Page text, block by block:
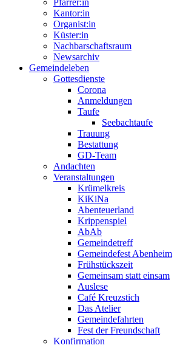
Pfarrer:in
Kantor:in
Organist:in
Küster:in
Nachbarschaftsraum
Newsarchiv
Gemeindeleben
Gottesdienste
Corona
Anmeldungen
Taufe
Seebachtaufe
Trauung
Bestattung
GD-Team
Andachten
Veranstaltungen
Krümelkreis
KiKiNa
Abenteuerland
Krippenspiel
AbAb
Gemeindetreff
Gemeindefest Abenheim
Frühstückszeit
Gemeinsam statt einsam
Auslese
Café Kreuzstich
Das Atelier
Gemeindefahrten
Fest der Freundschaft
Konfirmation